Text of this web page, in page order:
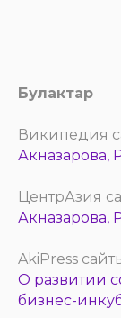
Булактар
Википедия
Акназарова,
ЦентрАзия
Акназарова,
AkiPress
О развитии
бизнес-